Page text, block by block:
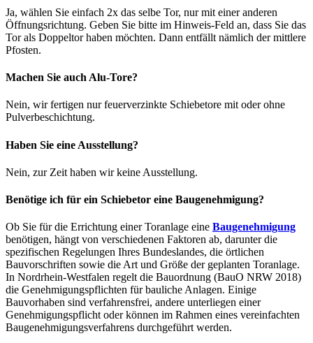
Ja, wählen Sie einfach 2x das selbe Tor, nur mit einer anderen
Öffnungsrichtung. Geben Sie bitte im Hinweis-Feld an, dass Sie das
Tor als Doppeltor haben möchten. Dann entfällt nämlich der mittlere
Pfosten.
Machen Sie auch Alu-Tore?
Nein, wir fertigen nur feuerverzinkte Schiebetore mit oder ohne
Pulverbeschichtung.
Haben Sie eine Ausstellung?
Nein, zur Zeit haben wir keine Ausstellung.
Benötige ich für ein Schiebetor eine Baugenehmigung?
Ob Sie für die Errichtung einer Toranlage eine Baugenehmigung
benötigen, hängt von verschiedenen Faktoren ab, darunter die
spezifischen Regelungen Ihres Bundeslandes, die örtlichen
Bauvorschriften sowie die Art und Größe der geplanten Toranlage.
In Nordrhein-Westfalen regelt die Bauordnung (BauO NRW 2018)
die Genehmigungspflichten für bauliche Anlagen. Einige
Bauvorhaben sind verfahrensfrei, andere unterliegen einer
Genehmigungspflicht oder können im Rahmen eines vereinfachten
Baugenehmigungsverfahrens durchgeführt werden.